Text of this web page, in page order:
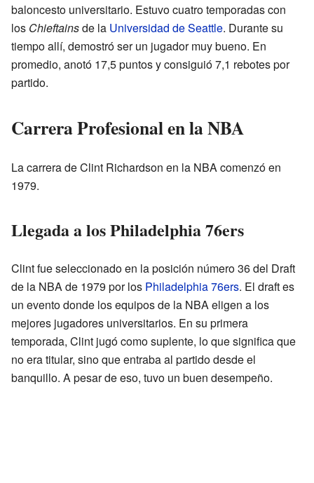
baloncesto universitario. Estuvo cuatro temporadas con
los Chieftainsde la Universidad de Seattle. Durante su
tiempo allí, demostró ser un jugador muy bueno. En
promedio, anotó 17,5 puntos y consiguió 7,1 rebotes por
partido.
Carrera Profesional en la NBA
La carrera de Clint Richardson en la NBA comenzó en
1979.
Llegada a los Philadelphia 76ers
Clint fue seleccionado en la posición número 36 del Draft
de la NBA de 1979 por los Philadelphia 76ers. El draft es
un evento donde los equipos de la NBA eligen a los
mejores jugadores universitarios. En su primera
temporada, Clint jugó como suplente, lo que significa que
no era titular, sino que entraba al partido desde el
banquillo. A pesar de eso, tuvo un buen desempeño.